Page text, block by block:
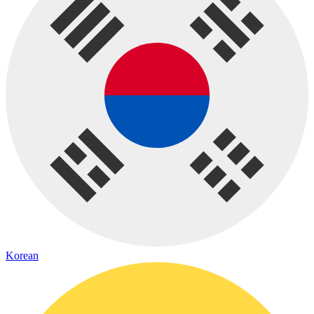
Korean